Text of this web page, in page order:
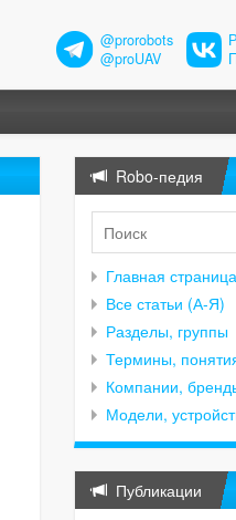
@prorobots
@proUAV
Robo-педия
Главная страница
Все статьи (А-Я)
Разделы, группы
Термины,
Компании,
Модели,
Публикации